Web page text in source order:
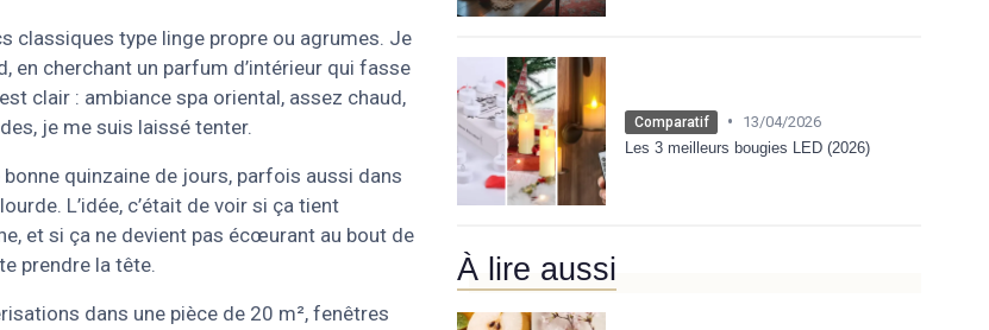
classiques type linge propre ou agrumes. Je
en cherchant un parfum d’intérieur qui fasse
clair : ambiance spa oriental, assez chaud,
je me suis laissé tenter.
quinzaine de jours, parfois aussi dans
L’idée, c’était de voir si ça tient
et si ça ne devient pas écœurant au bout de
prendre la tête.
dans une pièce de 20 m², fenêtres
Comparatif •
13/04/2026
Les 3 meilleurs bougies LED (2026)
À lire aussi